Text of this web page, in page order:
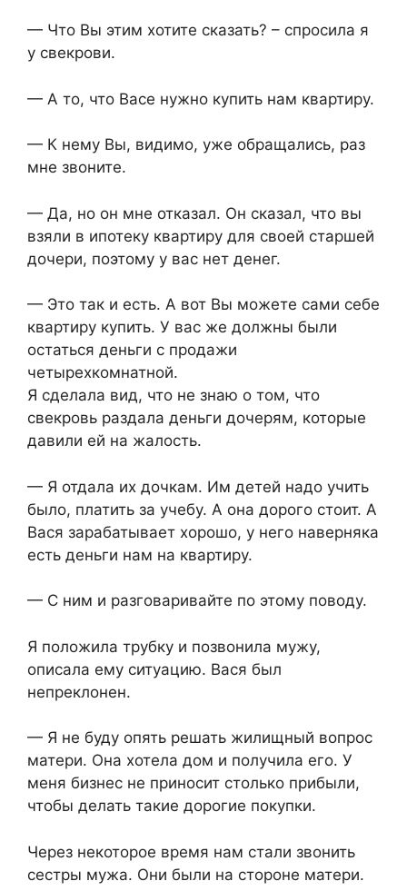
— Что Вы этим хотите сказать? – спросила я
у свекрови.
— А то, что Васе нужно купить нам квартиру.
— К нему Вы, видимо, уже обращались, раз
мне звоните.
— Да, но он мне отказал. Он сказал, что вы
взяли в ипотеку квартиру для своей старшей
дочери, поэтому у вас нет денег.
— Это так и есть. А вот Вы можете сами себе
квартиру купить. У вас же должны были
остаться деньги с продажи
четырехкомнатной.
Я сделала вид, что не знаю о том, что
свекровь раздала деньги дочерям, которые
давили ей на жалость.
— Я отдала их дочкам. Им детей надо учить
было, платить за учебу. А она дорого стоит. А
Вася зарабатывает хорошо, у него наверняка
есть деньги нам на квартиру.
— С ним и разговаривайте по этому поводу.
Я положила трубку и позвонила мужу,
описала ему ситуацию. Вася был
непреклонен.
— Я не буду опять решать жилищный вопрос
матери. Она хотела дом и получила его. У
меня бизнес не приносит столько прибыли,
чтобы делать такие дорогие покупки.
Через некоторое время нам стали звонить
сестры мужа. Они были на стороне матери.